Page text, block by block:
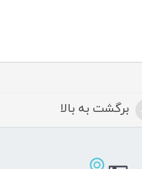
برگشت به بالا